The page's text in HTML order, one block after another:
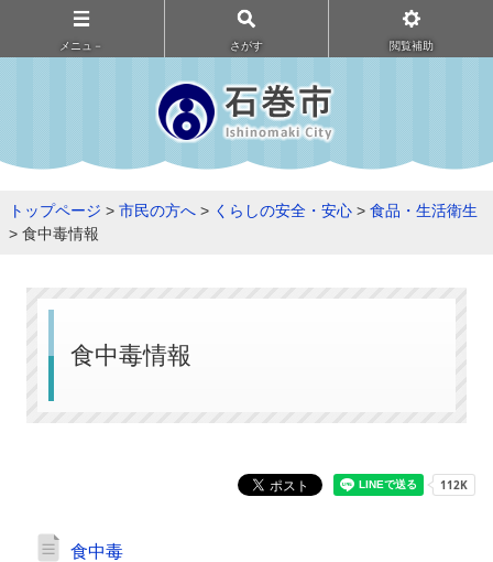
メニュ－ さがす 閲覧補助
トップページ > 市民の方へ > くらしの安全・安心 > 食品・生活衛生
> 食中毒情報
食中毒情報
食中毒